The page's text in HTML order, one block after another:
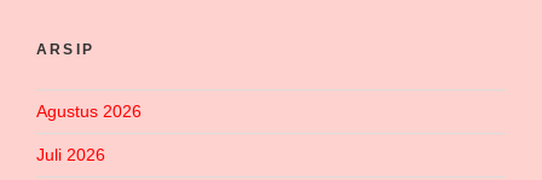
ARSIP
Agustus 2026
Juli 2026